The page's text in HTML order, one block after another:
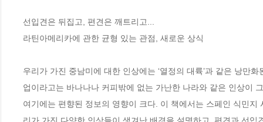
선입견은 뒤집고, 편견은 깨트리고...
라틴아메리카에 관한 균형 있는 관점, 새로운 상식
우리가 가진 중남미에 대한 인상에는 ‘열정의 대륙’과 같은 낭만
업이라고는 바나나나 커피밖에 없는 가난한 나라와 같은 인상이
여기에는 편향된 정보의 영향이 크다. 이 책에서는 스페인 식민